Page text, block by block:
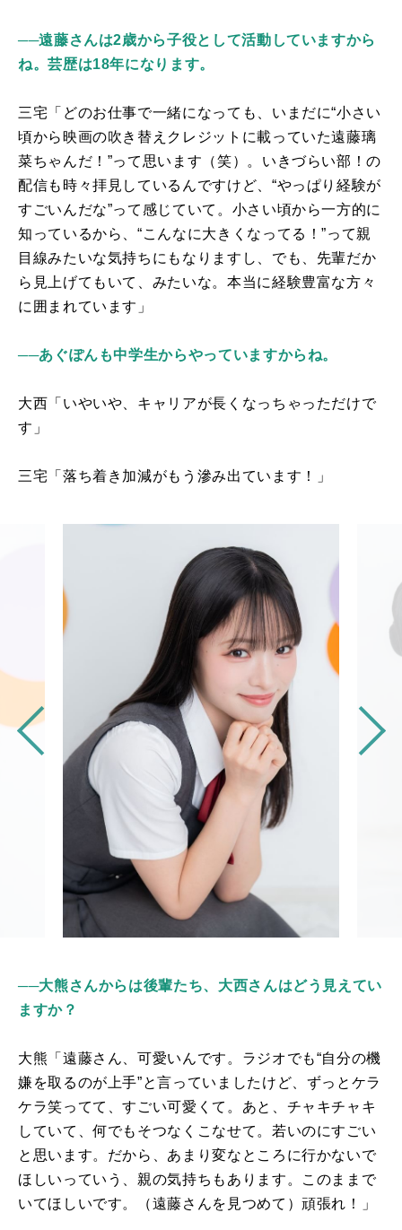
──遠藤さんは2歳から子役として活動していますから
ね。芸歴は18年になります。
三宅「どのお仕事で一緒になっても、いまだに“小さい
頃から映画の吹き替えクレジットに載っていた遠藤璃
菜ちゃんだ！”って思います（笑）。いきづらい部！の
配信も時々拝見しているんですけど、“やっぱり経験が
すごいんだな”って感じていて。小さい頃から一方的に
知っているから、“こんなに大きくなってる！”って親
目線みたいな気持ちにもなりますし、でも、先輩だか
ら見上げてもいて、みたいな。本当に経験豊富な方々
に囲まれています」
──あぐぽんも中学生からやっていますからね。
大西「いやいや、キャリアが長くなっちゃっただけで
す」
三宅「落ち着き加減がもう滲み出ています！」
──大熊さんからは後輩たち、大西さんはどう見えてい
ますか？
大熊「遠藤さん、可愛いんです。ラジオでも“自分の機
嫌を取るのが上手”と言っていましたけど、ずっとケラ
ケラ笑ってて、すごい可愛くて。あと、チャキチャキ
していて、何でもそつなくこなせて。若いのにすごい
と思います。だから、あまり変なところに行かないで
ほしいっていう、親の気持ちもあります。このままで
いてほしいです。（遠藤さんを見つめて）頑張れ！」